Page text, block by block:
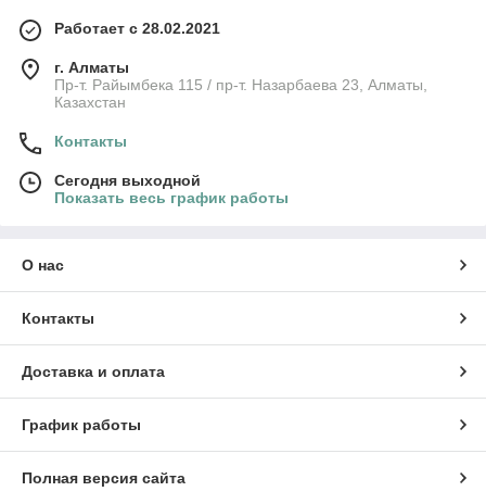
Работает с 28.02.2021
г. Алматы
Пр-т. Райымбека 115 / пр-т. Назарбаева 23, Алматы,
Казахстан
Контакты
Сегодня выходной
Показать весь график работы
О нас
Контакты
Доставка и оплата
График работы
Полная версия сайта